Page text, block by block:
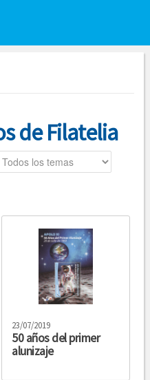
de Filatelia
Tema
23/07/2019
50 años del primer
alunizaje